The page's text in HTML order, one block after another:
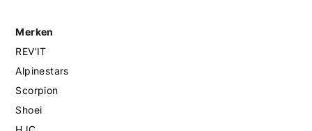
Merken
REV'IT
Alpinestars
Scorpion
Shoei